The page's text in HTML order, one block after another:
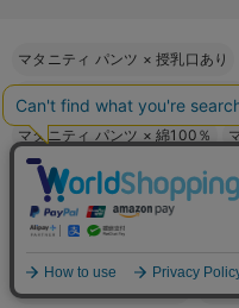
マタニティ パンツ ×授乳口あり
マタニティ パンツ 妊娠中期から
マタニティ パンツ ×綿100％
マタニティ パンツ × 麻 マタニ
マタニティ パンツ ×フルレングス